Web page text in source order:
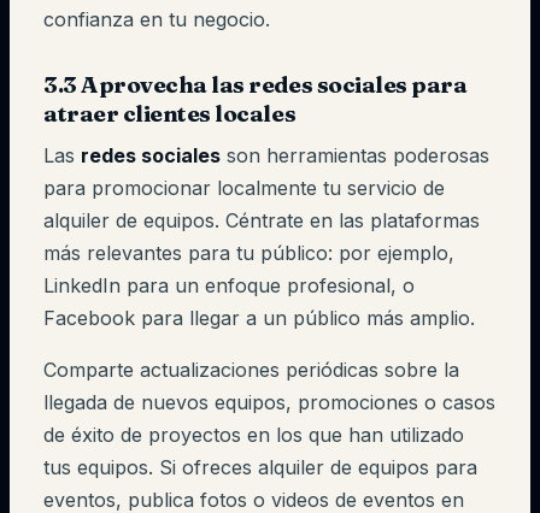
confianza en tu negocio.
3.3 Aprovecha las redes sociales para
atraer clientes locales
Las redes sociales son herramientas poderosas
para promocionar localmente tu servicio de
alquiler de equipos. Céntrate en las plataformas
más relevantes para tu público: por ejemplo,
LinkedIn para un enfoque profesional, o
Facebook para llegar a un público más amplio.
Comparte actualizaciones periódicas sobre la
llegada de nuevos equipos, promociones o casos
de éxito de proyectos en los que han utilizado
tus equipos. Si ofreces alquiler de equipos para
eventos, publica fotos o videos de eventos en